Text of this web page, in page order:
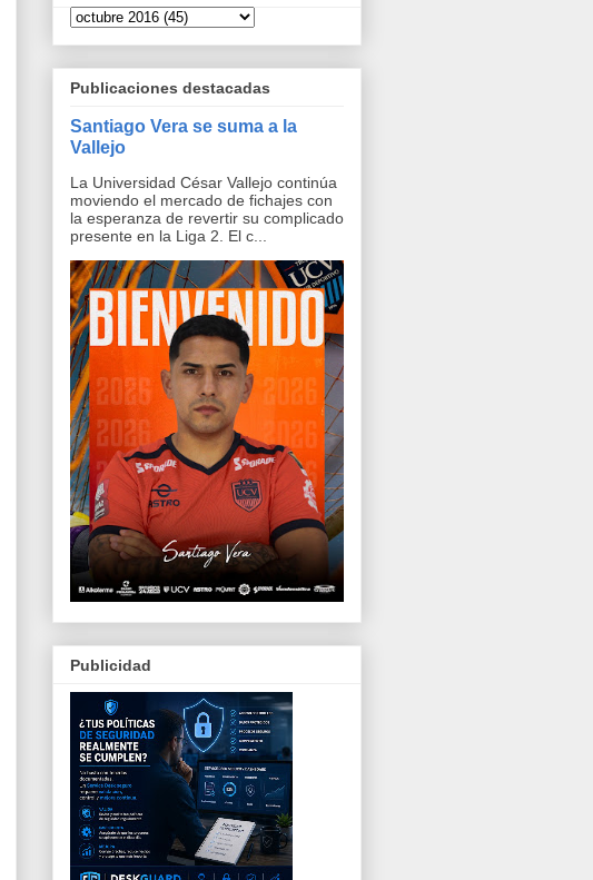
Publicaciones destacadas
Santiago Vera se suma a la
Vallejo
La Universidad César Vallejo continúa
moviendo el mercado de fichajes con
la esperanza de revertir su complicado
presente en la Liga 2. El c...
Publicidad